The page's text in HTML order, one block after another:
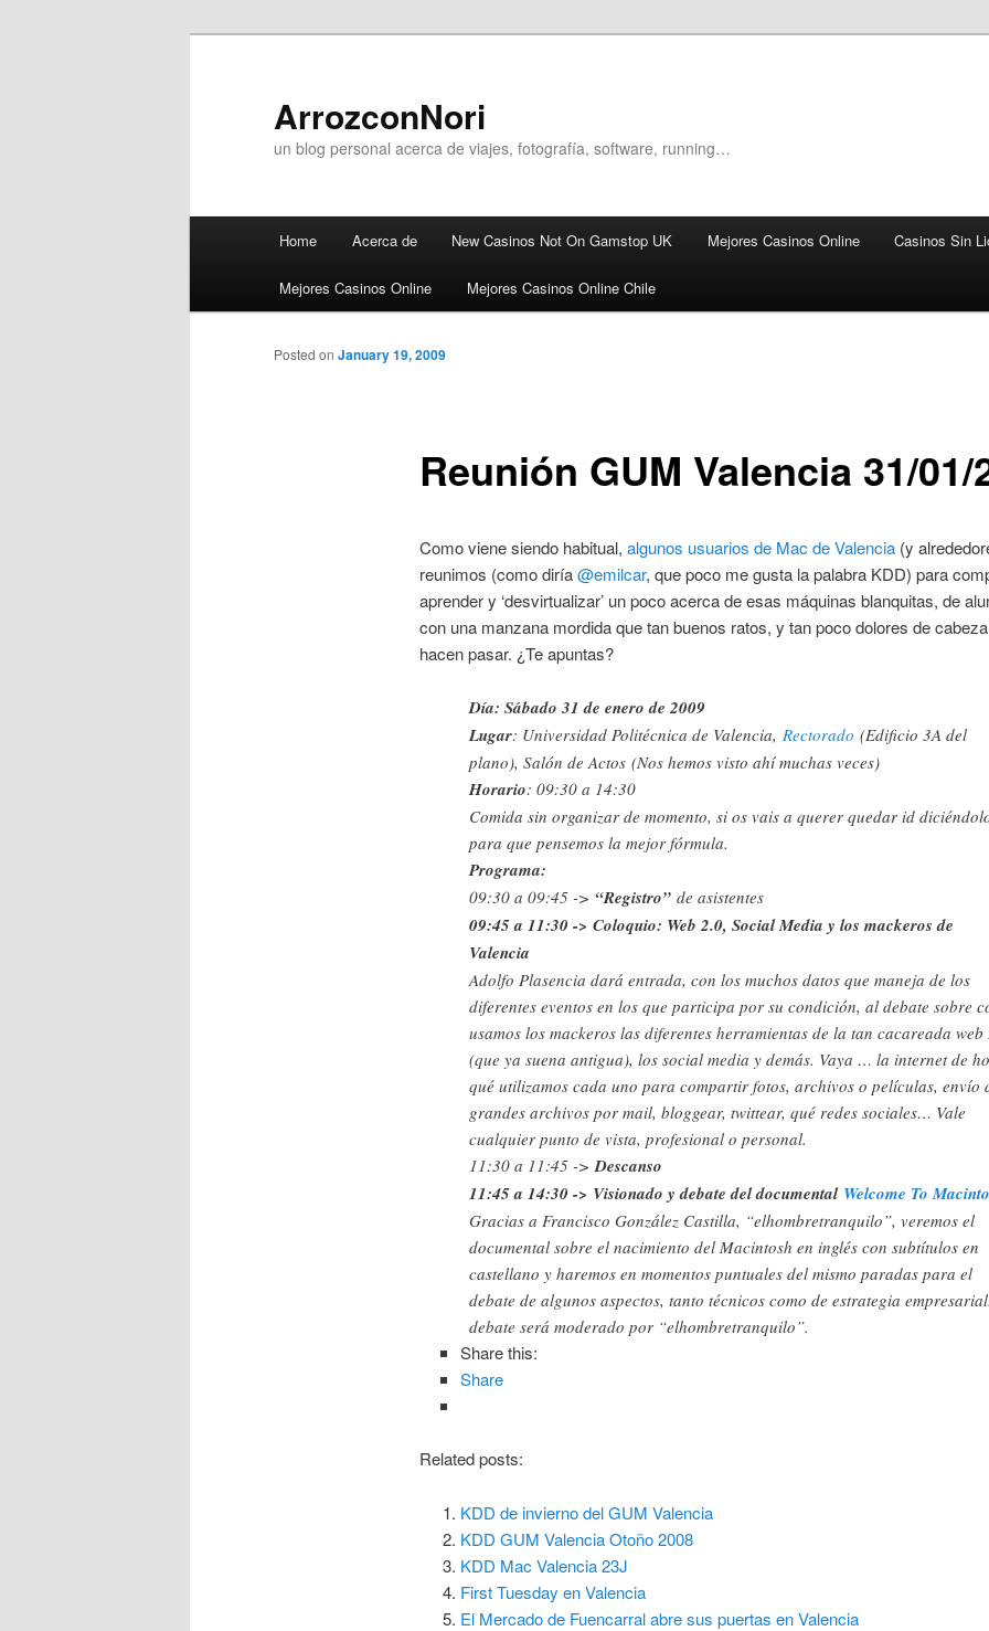
ArrozconNori
un blog personal acerca de viajes, fotografía, software, running…
Skip to primary content
Skip to secondary content
Home Acerca de New Casinos Not On Gamstop UK Mejores Casinos Online Casinos Sin
Mejores Casinos Online Mejores Casinos Online Chile
Reunión GUM Valencia 31/01/
Posted on January 19, 2009
Como viene siendo habitual, algunos usuarios de Mac de Valencia(y
reunimos (como diría@emilcar, que poco me gusta la palabra KDD) para
aprender y ‘desvirtualizar’ un poco acerca de esas máquinas blanquitas, de
con una manzana mordida que tan buenos ratos, y tan poco dolores de
hacen pasar. ¿Te apuntas?
Día: Sábado 31 de enero de 2009
Lugar: Universidad Politécnica de Valencia, Rectorado (Edificio 3A del
plano), Salón de Actos (Nos hemos visto ahí muchas veces)
Horario: 09:30 a 14:30
Comida sin organizar de momento, si os vais a querer quedar id
para que pensemos la mejor fórmula.
Programa:
09:30 a 09:45 -> “Registro”de asistentes
09:45 a 11:30 -> Coloquio: Web 2.0, Social Media y los mackeros de
Valencia
Adolfo Plasencia dará entrada, con los muchos datos que maneja de los
diferentes eventos en los que participa por su condición, al debate sobre
usamos los mackeros las diferentes herramientas de la tan cacareada web
(que ya suena antigua), los social media y demás. Vaya … la internet de
qué utilizamos cada uno para compartir fotos, archivos o películas, envío
grandes archivos por mail, bloggear, twittear, qué redes sociales… Vale
cualquier punto de vista, profesional o personal.
11:30 a 11:45 ->Descanso
11:45 a 14:30 -> Visionado y debate del documental Welcome To
Gracias a Francisco González Castilla, “elhombretranquilo”, veremos el
documental sobre el nacimiento del Macintosh en inglés con subtítulos en
castellano y haremos en momentos puntuales del mismo paradas para el
debate de algunos aspectos, tanto técnicos como de estrategia
debate será moderado por “elhombretranquilo”.
Share this:
Share
Related posts:
KDD de invierno del GUM Valencia
KDD GUM Valencia Otoño 2008
KDD Mac Valencia 23J
First Tuesday en Valencia
El Mercado de Fuencarral abre sus puertas en Valencia